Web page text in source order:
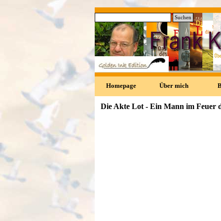
Direkt zum Seiteninhalt
Suchen
0
Homepage Über mich
Die Akte Lot - Ein Mann im Feuer